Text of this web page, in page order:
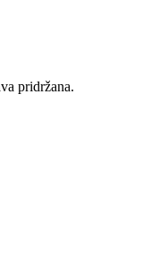
pridržana.